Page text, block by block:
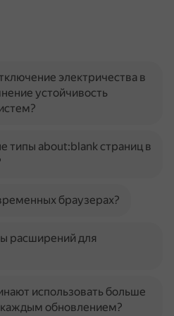
электричества в
устойчивость
типы about:blank страниц в
браузерах?
расширений для
использовать больше
обновлением?